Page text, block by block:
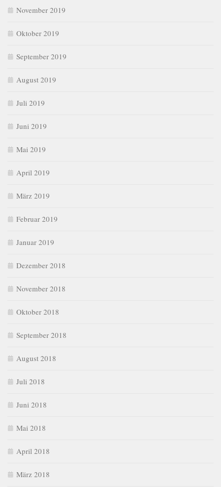
November 2019
Oktober 2019
September 2019
August 2019
Juli 2019
Juni 2019
Mai 2019
April 2019
März 2019
Februar 2019
Januar 2019
Dezember 2018
November 2018
Oktober 2018
September 2018
August 2018
Juli 2018
Juni 2018
Mai 2018
April 2018
März 2018